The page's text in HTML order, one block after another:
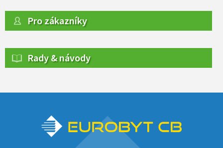
Pro zákazníky
Rady & návody